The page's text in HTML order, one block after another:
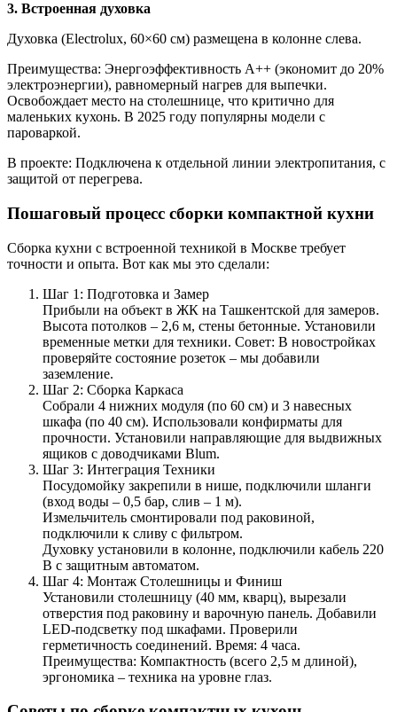
3. Встроенная духовка
Духовка (Electrolux, 60×60 см) размещена в колонне слева.
Преимущества: Энергоэффективность A++ (экономит до 20%
электроэнергии), равномерный нагрев для выпечки.
Освобождает место на столешнице, что критично для
маленьких кухонь. В 2025 году популярны модели с
пароваркой.
В проекте: Подключена к отдельной линии электропитания, с
защитой от перегрева.
Пошаговый процесс сборки компактной кухни
Сборка кухни с встроенной техникой в Москве требует
точности и опыта. Вот как мы это сделали:
Шаг 1: Подготовка и Замер
Прибыли на объект в ЖК на Ташкентской для замеров.
Высота потолков – 2,6 м, стены бетонные. Установили
временные метки для техники. Совет: В новостройках
проверяйте состояние розеток – мы добавили
заземление.
Шаг 2: Сборка Каркаса
Собрали 4 нижних модуля (по 60 см) и 3 навесных
шкафа (по 40 см). Использовали конфирматы для
прочности. Установили направляющие для выдвижных
ящиков с доводчиками Blum.
Шаг 3: Интеграция Техники
Посудомойку закрепили в нише, подключили шланги
(вход воды – 0,5 бар, слив – 1 м).
Измельчитель смонтировали под раковиной,
подключили к сливу с фильтром.
Духовку установили в колонне, подключили кабель 220
В с защитным автоматом.
Шаг 4: Монтаж Столешницы и Финиш
Установили столешницу (40 мм, кварц), вырезали
отверстия под раковину и варочную панель. Добавили
LED-подсветку под шкафами. Проверили
герметичность соединений. Время: 4 часа.
Преимущества: Компактность (всего 2,5 м длиной),
эргономика – техника на уровне глаз.